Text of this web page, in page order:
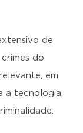
de
do
em
a tecnologia,